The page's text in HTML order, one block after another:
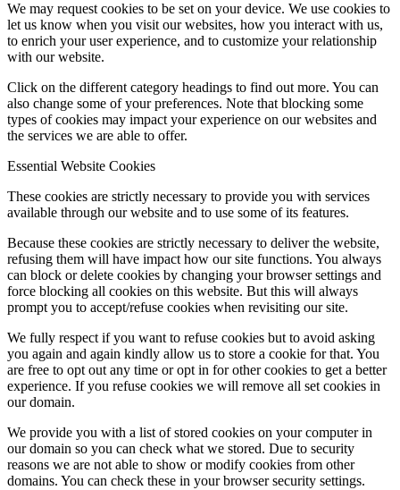
We may request cookies to be set on your device. We use cookies to
let us know when you visit our websites, how you interact with us,
to enrich your user experience, and to customize your relationship
with our website.
Click on the different category headings to find out more. You can
also change some of your preferences. Note that blocking some
types of cookies may impact your experience on our websites and
the services we are able to offer.
Essential Website Cookies
These cookies are strictly necessary to provide you with services
available through our website and to use some of its features.
Because these cookies are strictly necessary to deliver the website,
refusing them will have impact how our site functions. You always
can block or delete cookies by changing your browser settings and
force blocking all cookies on this website. But this will always
prompt you to accept/refuse cookies when revisiting our site.
We fully respect if you want to refuse cookies but to avoid asking
you again and again kindly allow us to store a cookie for that. You
are free to opt out any time or opt in for other cookies to get a better
experience. If you refuse cookies we will remove all set cookies in
our domain.
We provide you with a list of stored cookies on your computer in
our domain so you can check what we stored. Due to security
reasons we are not able to show or modify cookies from other
domains. You can check these in your browser security settings.